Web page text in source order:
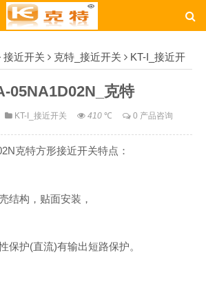
接近开关 克特_接近开关 KT-I_接近开
05NA1D02N_克特
KT-I_接近开关 410℃ 0 产品咨询
克特方形接近开关特点：
构，贴面安装，
护(直流)有输出短路保护。